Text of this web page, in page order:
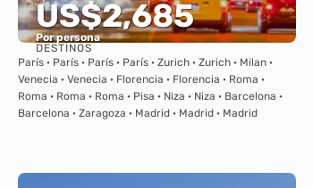
US$2,685
Por persona
Ver
DESTINOS
París · París · París · París · Zurich · Zurich · Milan ·
Venecia · Venecia · Florencia · Florencia · Roma ·
Roma · Roma · Roma · Pisa · Niza · Niza · Barcelona ·
Barcelona · Zaragoza · Madrid · Madrid · Madrid